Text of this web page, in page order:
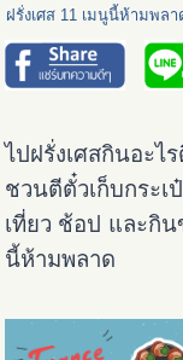
ฝรั่งเศส 11 เมนูนี้ห้ามพลา
ไปฝรั่งเศสกินอะ
ชวนตีตั๋วเก็บกระ
เที่ยว ช้อป และกิน
นี้ห้ามพลาด